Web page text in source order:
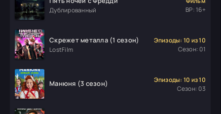
Дублированный
ВР: 16+
Скрежет металла (1 сезон)
LostFilm
Эпизоды: 10 из 10
Сезон: 01
Манюня (3 сезон)
Эпизоды: 10 из 10
Сезон: 03